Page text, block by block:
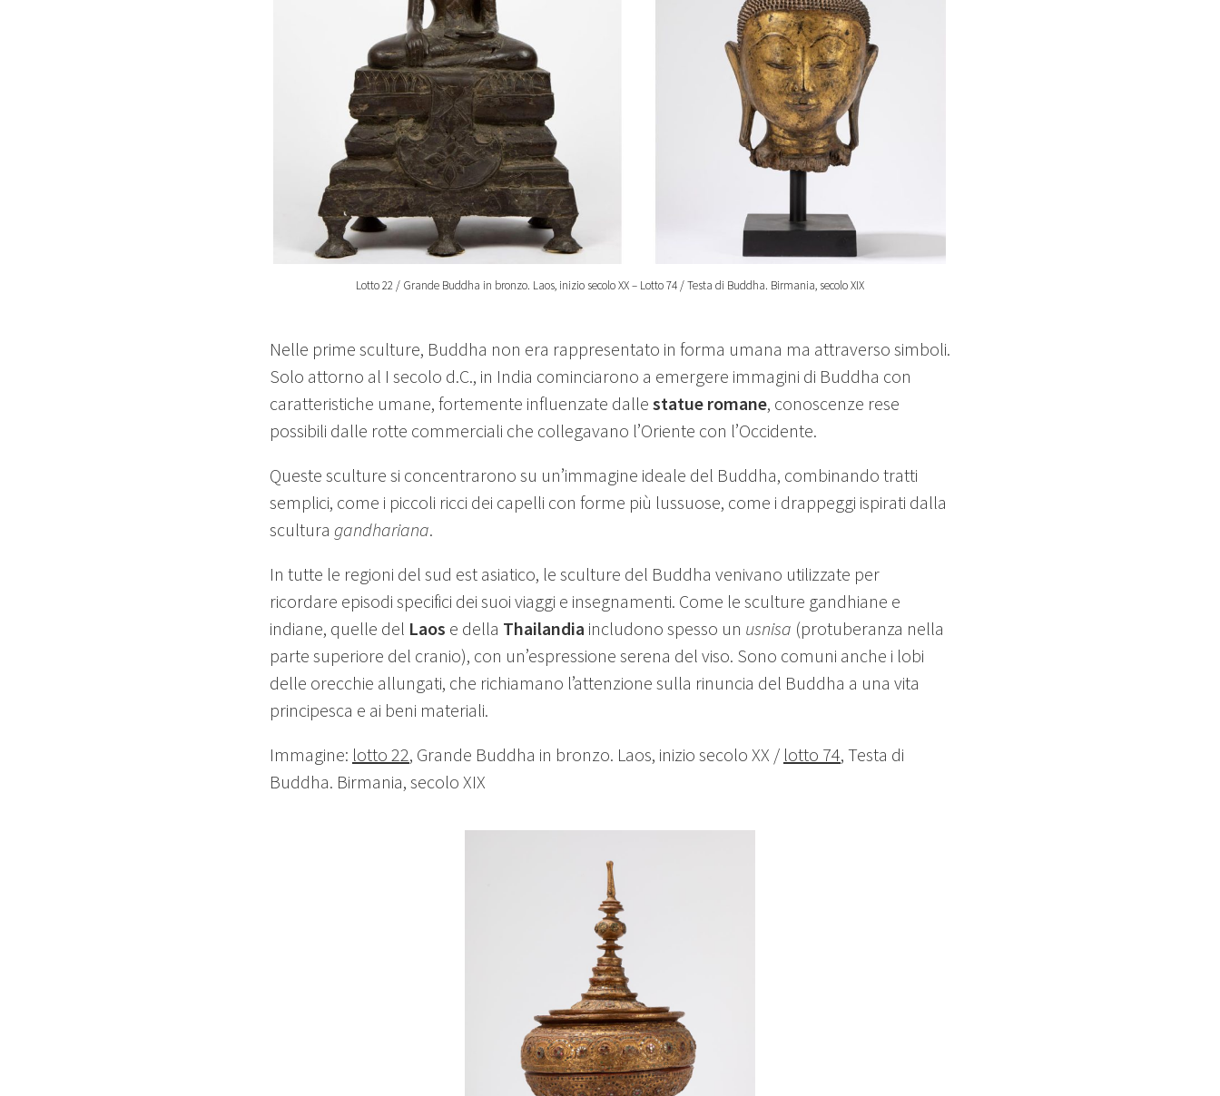
Lotto 22 / Grande Buddha in bronzo. Laos, inizio secolo XX – Lotto 74 / Testa di Buddha. Birmania, secolo XIX
Nelle prime sculture, Buddha non era rappresentato in forma umana ma attraverso simboli.
Solo attorno al I secolo d.C., in India cominciarono a emergere immagini di Buddha con
caratteristiche umane, fortemente influenzate dalle statue romane, conoscenze rese
possibili dalle rotte commerciali che collegavano l’Oriente con l’Occidente.
Queste sculture si concentrarono su un’immagine ideale del Buddha, combinando tratti
semplici, come i piccoli ricci dei capelli con forme più lussuose, come i drappeggi ispirati dalla
scultura gandhariana.
In tutte le regioni del sud est asiatico, le sculture del Buddha venivano utilizzate per
ricordare episodi specifici dei suoi viaggi e insegnamenti. Come le sculture gandhiane e
indiane, quelle del Laos e della Thailandia includono spesso un usnisa (protuberanza nella
parte superiore del cranio), con un’espressione serena del viso. Sono comuni anche i lobi
delle orecchie allungati, che richiamano l’attenzione sulla rinuncia del Buddha a una vita
principesca e ai beni materiali.
Immagine: lotto 22, Grande Buddha in bronzo. Laos, inizio secolo XX / lotto 74, Testa di
Buddha. Birmania, secolo XIX